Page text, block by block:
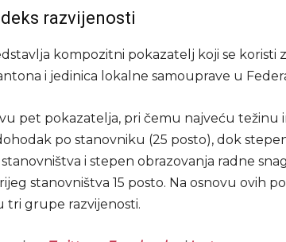
razvijenosti
kompozitni pokazatelj koji se koristi
i jedinica lokalne samouprave u
pet pokazatelja, pri čemu najveću težinu
po stanovniku (25 posto), dok
i stepen obrazovanja radne
stanovništva 15 posto. Na osnovu ovih
tri grupe razvijenosti.